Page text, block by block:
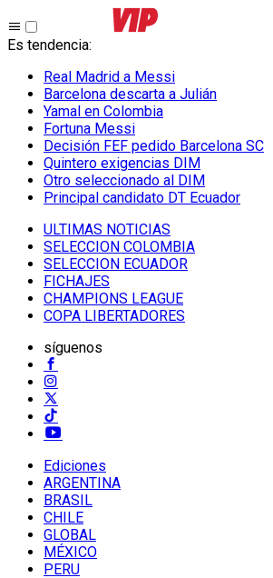
Es tendencia:
Real Madrid a Messi
Barcelona descarta a Julián
Yamal en Colombia
Fortuna Messi
Decisión FEF pedido Barcelona SC
Quintero exigencias DIM
Otro seleccionado al DIM
Principal candidato DT Ecuador
ULTIMAS NOTICIAS
SELECCION COLOMBIA
SELECCION ECUADOR
FICHAJES
CHAMPIONS LEAGUE
COPA LIBERTADORES
síguenos
Ediciones
ARGENTINA
BRASIL
CHILE
GLOBAL
MÉXICO
PERU